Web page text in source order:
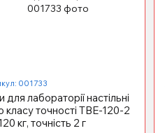
001733
для лабораторії настільні
класу точності ТВЕ-120-2
кг, точність 2 г